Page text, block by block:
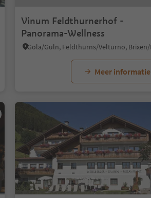
Vinum Feldthurnerhof -
Panorama-Wellness
Meer informatie